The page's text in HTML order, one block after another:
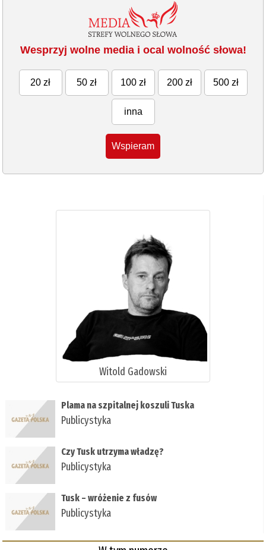
Wesprzyj wolne media i ocal wolność słowa!
20 zł 50 zł 100 zł 200 zł 500 zł
inna
Wspieram
Witold Gadowski
Plama na szpitalnej koszuli Tuska
Publicystyka
Czy Tusk utrzyma władzę?
Publicystyka
Tusk – wróżenie z fusów
Publicystyka